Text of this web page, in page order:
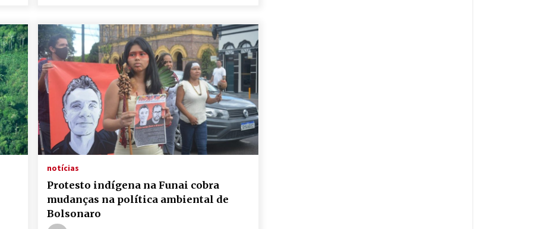
notícias
Protesto indígena na Funai cobra
mudanças na política ambiental de
Bolsonaro